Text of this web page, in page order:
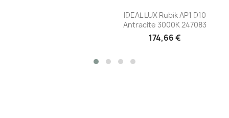
IDEAL LUX Rubik AP1 D10
Antracite 3000K 247083
174,66 €